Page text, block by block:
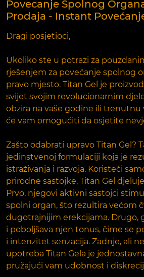
Povecanje Spolnog
Prodaja - Instant
Dragi posjetioci,
Ukoliko ste u potrazi za
rješenjem za povećanje spolnog
pravo mjesto. Titan Gel je
svijet svojim revolucionarnim
obzira na vaše godine ili trenutnu
će vam omogućiti da osjetite
Zašto odabrati upravo Titan Gel?
jedinstvenoj formulaciji koja je
istraživanja i razvoja. Koristeći
prirodne sastojke, Titan Gel
Prvo, njegovi aktivni sastojci
spolni organ, što rezultira većom
dugotrajnijim erekcijama. Drugo,
i poboljšava njen tonus, čime se
i intenzitet senzacija. Zadnje, ali
upotreba Titan Gela je
pružajući vam udobnost i